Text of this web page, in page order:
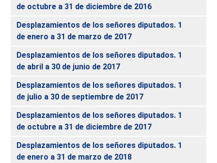
de octubre a 31 de diciembre de 2016
Desplazamientos de los señores diputados. 1
de enero a 31 de marzo de 2017
Desplazamientos de los señores diputados. 1
de abril a 30 de junio de 2017
Desplazamientos de los señores diputados. 1
de julio a 30 de septiembre de 2017
Desplazamientos de los señores diputados. 1
de octubre a 31 de diciembre de 2017
Desplazamientos de los señores diputados. 1
de enero a 31 de marzo de 2018